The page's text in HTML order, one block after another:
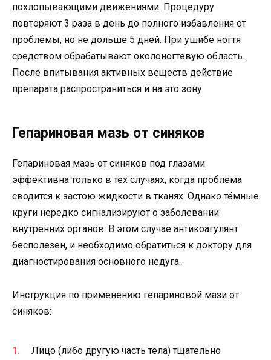
похлопывающими движениями. Процедуру
повторяют 3 раза в день до полного избавления от
проблемы, но не дольше 5 дней. При ушибе ногтя
средством обрабатывают околоногтевую область.
После впитывания активных веществ действие
препарата распространиться и на это зону.
Гепариновая мазь от синяков
Гепариновая мазь от синяков под глазами
эффективна только в тех случаях, когда проблема
сводится к застою жидкости в тканях. Однако тёмные
круги нередко сигнализируют о заболевании
внутренних органов. В этом случае антикоагулянт
бесполезен, и необходимо обратиться к доктору для
диагностирования основного недуга.
Инструкция по применению гепариновой мази от
синяков:
Лицо (либо другую часть тела) тщательно